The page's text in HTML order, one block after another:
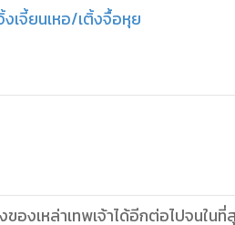
งเจี้ยนเหอ/เติ้งจื้อหุย
องเหล่าเทพเจ้าได้อีกต่อไปจนใน